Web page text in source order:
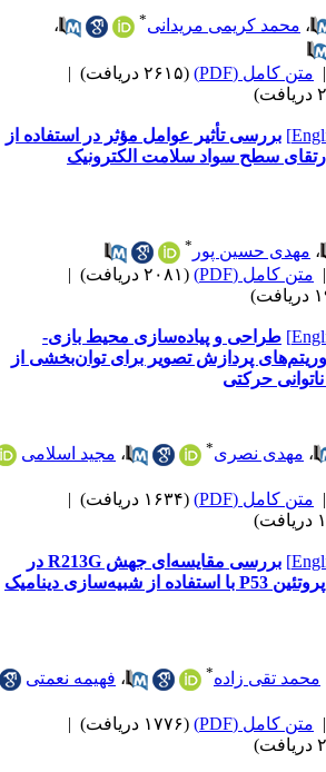
،محمد کریمی مریدانی
،
متن کامل (PDF) (۲۶۱۵ دریافت)
|
بررسی تأثیر عوامل مؤثر در استفاده از
سطح سواد سلامت الکترونیک
مهدی حسین پور
متن کامل (PDF) (۲۰۸۱ دریافت)
|
طراحی و پیاده‌سازی محیط بازی-
پردازش تصویر برای توان‌بخشی از
حرکتی
،مهدی نصری ،مجید اسلامی
متن کامل (PDF) (۱۶۳۴ دریافت)
|
بررسی مقایسه‌ای جهش R213G در
دومین اتصالی به DNA پروتئین P53 با استفاده از شبیه‌سازی دینامیک
تقی زاده ،فهیمه نعمتی
متن کامل (PDF) (۱۷۷۶ دریافت)
|